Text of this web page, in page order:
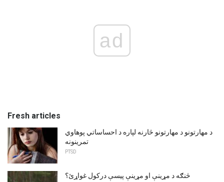
ad
Fresh articles
د مهارتونو د مهارتونو څارنه لپاره د احساساتي پوهاوي
تمرینونه
PTSD
څنګه د مړینې او مړینې پیسې درکول غواړئ؟